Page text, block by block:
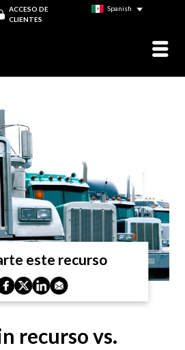
ACCESO DE
CLIENTES
Spanish
este recurso
recurso vs.